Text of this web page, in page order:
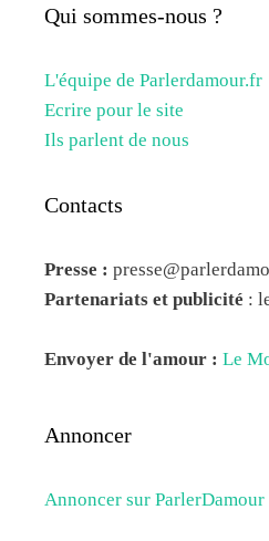
Qui sommes-nous ?
L'équipe de Parlerdamour.fr
Ecrire pour le site
Ils parlent de nous
Contacts
Presse :
Partenariats et publicité :
Envoyer de l'amour : Le
Annoncer
Annoncer sur ParlerDamour